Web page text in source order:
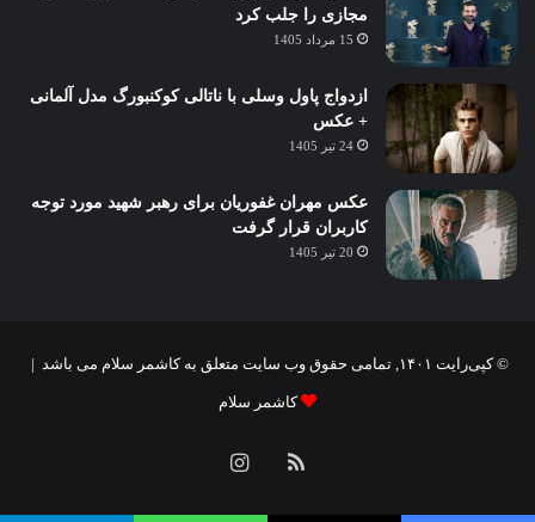
مجازی را جلب کرد
15 مرداد 1405
ازدواج پاول وسلی با ناتالی کوکنبورگ مدل آلمانی
+ عکس
24 تیر 1405
عکس مهران غفوریان برای رهبر شهید مورد توجه
کاربران قرار گرفت
20 تیر 1405
© کپی‌رایت ۱۴۰۱, تمامی حقوق وب سایت متعلق به کاشمر سلام می باشد |
کاشمر سلام
خوراکاینستاگرام